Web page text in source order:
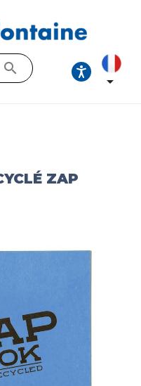
search

ZAP